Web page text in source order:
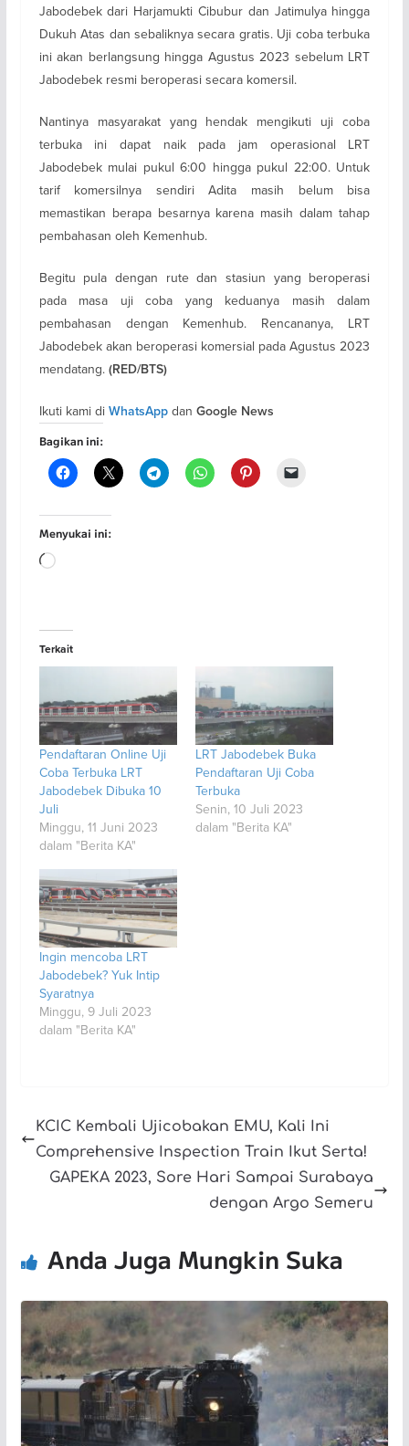
Jabodebek dari Harjamukti Cibubur dan Jatimulya hingga
Dukuh Atas dan sebaliknya secara gratis. Uji coba terbuka
ini akan berlangsung hingga Agustus 2023 sebelum LRT
Jabodebek resmi beroperasi secara komersil.
Nantinya masyarakat yang hendak mengikuti uji coba
terbuka ini dapat naik pada jam operasional LRT
Jabodebek mulai pukul 6:00 hingga pukul 22:00. Untuk
tarif komersilnya sendiri Adita masih belum bisa
memastikan berapa besarnya karena masih dalam tahap
pembahasan oleh Kemenhub.
Begitu pula dengan rute dan stasiun yang beroperasi
pada masa uji coba yang keduanya masih dalam
pembahasan dengan Kemenhub. Rencananya, LRT
Jabodebek akan beroperasi komersial pada Agustus 2023
mendatang. (RED/BTS)
Ikuti kami di WhatsAppdan Google News
Bagikan ini:
Menyukai ini:
Memuat...
Terkait
Pendaftaran Online Uji
Coba Terbuka LRT
Jabodebek Dibuka 10
Juli
Minggu, 11 Juni 2023
dalam "Berita KA"
LRT Jabodebek Buka
Pendaftaran Uji Coba
Terbuka
Senin, 10 Juli 2023
dalam "Berita KA"
Ingin mencoba LRT
Jabodebek? Yuk Intip
Syaratnya
Minggu, 9 Juli 2023
dalam "Berita KA"
KCIC Kembali Ujicobakan EMU, Kali Ini
Comprehensive Inspection Train Ikut Serta!
GAPEKA 2023, Sore Hari Sampai Surabaya
dengan Argo Semeru
Anda Juga Mungkin Suka